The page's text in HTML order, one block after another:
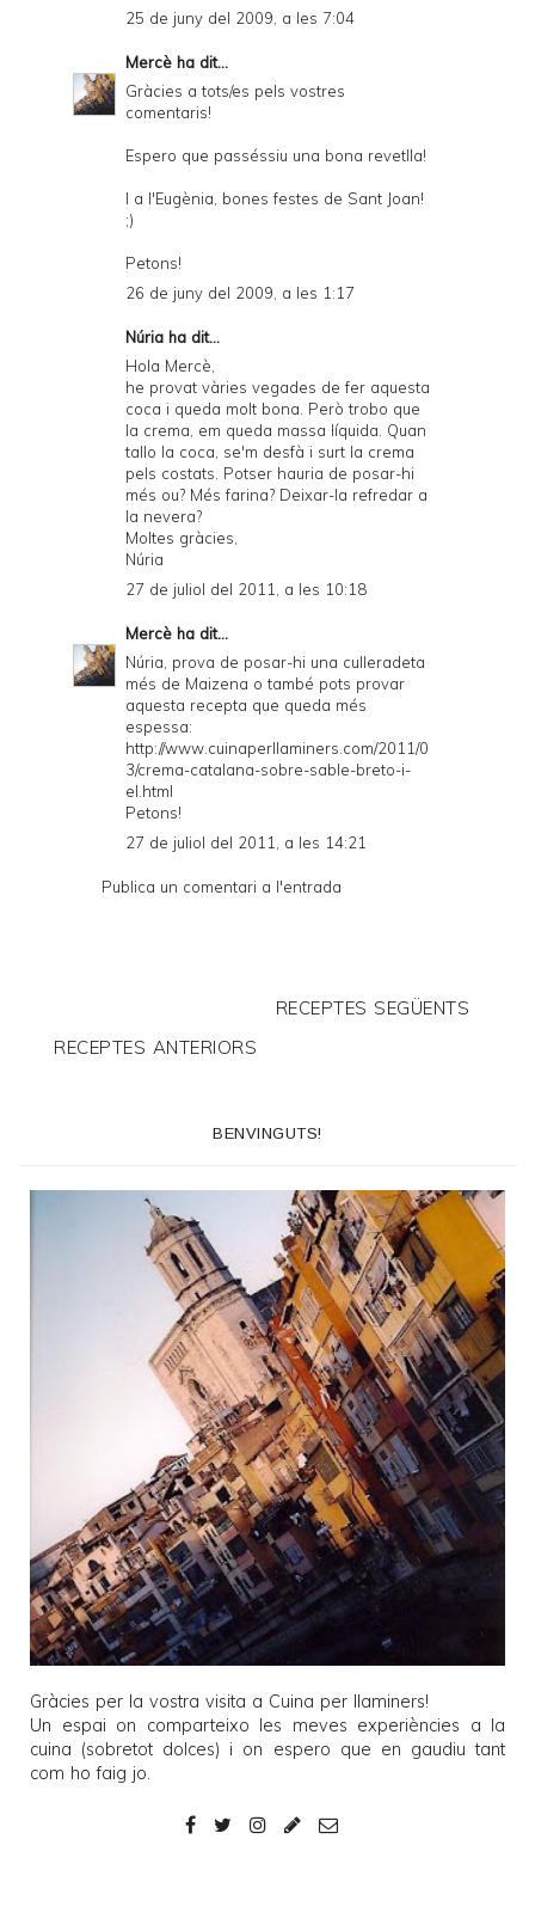
25 de juny del 2009, a les 7:04
Mercè ha dit...
Gràcies a tots/es pels vostres
comentaris!
Espero que passéssiu una bona revetlla!
I a l'Eugènia, bones festes de Sant Joan!
;)
Petons!
26 de juny del 2009, a les 1:17
Núria ha dit...
Hola Mercè,
he provat vàries vegades de fer aquesta
coca i queda molt bona. Però trobo que
la crema, em queda massa líquida. Quan
tallo la coca, se'm desfà i surt la crema
pels costats. Potser hauria de posar-hi
més ou? Més farina? Deixar-la refredar a
la nevera?
Moltes gràcies,
Núria
27 de juliol del 2011, a les 10:18
Mercè ha dit...
Núria, prova de posar-hi una culleradeta
més de Maizena o també pots provar
aquesta recepta que queda més
espessa:
http://www.cuinaperllaminers.com/2011/0
3/crema-catalana-sobre-sable-breto-i-
el.html
Petons!
27 de juliol del 2011, a les 14:21
Publica un comentari a l'entrada
RECEPTES SEGÜENTS
RECEPTES ANTERIORS
BENVINGUTS!
Gràcies per la vostra visita a Cuina per llaminers!
Un espai on comparteixo les meves experiències a la
cuina (sobretot dolces) i on espero que en gaudiu tant
com ho faig jo.